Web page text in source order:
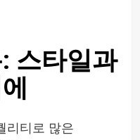
스타일과
리티로 많은